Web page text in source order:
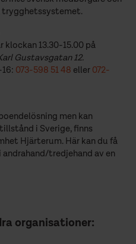
klockan 13.30-15.00 på
Gustavsgatan 12.
073-598 51 48 eller 072-
men kan
i Sverige, finns
Hjärterum. Här kan du få
tredjehand av en
organisationer: